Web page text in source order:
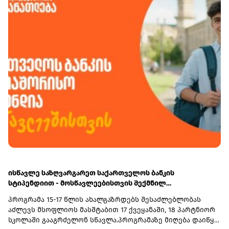
მრავალფეროვან რესურსებს - ბიზნესკურსებს, კვლევებს
და სხვა საჭირო ინფორმაციას ბიზნესის გასავითარებლად.
საქართველოს ფინანსთა სამინისტროს საგამოძიებო
სამსახურს გადაეგზავნა, ხოლო 4 პირი საბაჟო კოდექსის
168-ე მუხლის პირველი ნაწილის შესაბამისად სანქციის
სახით ჯამში - 36 205 ლარით დაჯარიმდა.
ისწავლე საზღვარგარეთ საქართველოს ბანკის
სტიპენდიით - მოსწავლეებისთვის შექმნილ
პროგრამა 15-17 წლის ახალგაზრდებს შესაძლებლობას
აძლევს მსოფლიოს მასშტაბით 17 ქვეყანაში, 18 პარტნიორ
სკოლაში გააგრძელონ სწავლა.პროგრამაზე მიღება დაიწყო